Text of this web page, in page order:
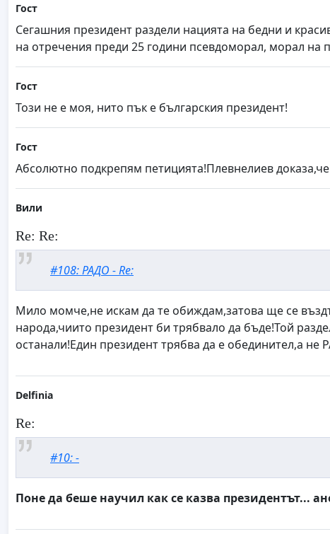
Гост
Сегашния президент раздели нацията на бедни и
на отречения преди 25 години псевдоморал, морал на
Гост
Този не е моя, нито пък е българския президент!
Гост
Абсолютно подкрепям петицията!Плевнелиев
Вили
Re: Re:
#108: РАДО - Re:
Мило момче,не искам да те обиждам,затова ще се
народа,чиито президент би трябвало да бъде!Той
останали!Един президент трябва да е обединител,а не
Delfinia
Re:
#10: -
Поне да беше научил как се казва президентът...